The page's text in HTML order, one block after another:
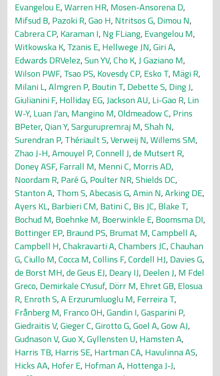
Evangelou E,Warren HR, Mosen-Ansorena D,
Mifsud B, Pazoki R,Gao H, Ntritsos G, Dimou N,
Cabrera CP, Karaman I, Ng FLiang, Evangelou M,
Witkowska K, Tzanis E, Hellwege JN,Giri A,
Edwards DRVelez,Sun YV,Cho K,J Gaziano M,
Wilson PWF, Tsao PS, Kovesdy CP, Esko T, Mägi R,
Milani L,Almgren P, Boutin T, Debette S, Ding J,
Giulianini F, Holliday EG,Jackson AU, Li-Gao R, Lin
W-Y, Luan J'an, Mangino M,Oldmeadow C, Prins
BPeter,Qian Y,Sargurupremraj M,Shah N,
Surendran P, Thériault S,Verweij N,Willems SM,
Zhao J-H,Amouyel P,Connell J,de Mutsert R,
Doney ASF, Farrall M, Menni C, Morris AD,
Noordam R, Paré G, Poulter NR,Shields DC,
Stanton A, Thom S,Abecasis G,Amin N,Arking DE,
Ayers KL, Barbieri CM, Batini C, Bis JC, Blake T,
Bochud M, Boehnke M, Boerwinkle E, Boomsma DI,
Bottinger EP, Braund PS, Brumat M,Campbell A,
Campbell H,Chakravarti A,Chambers JC,Chauhan
G,Ciullo M,Cocca M,Collins F,Cordell HJ, Davies G,
de Borst MH,de Geus EJ, Deary IJ, Deelen J, M Fdel
Greco, Demirkale CYusuf, Dörr M, Ehret GB, Elosua
R, Enroth S,A Erzurumluoglu M, Ferreira T,
Frånberg M, Franco OH,Gandin I,Gasparini P,
Giedraitis V,Gieger C,Girotto G,Goel A,Gow AJ,
Gudnason V,Guo X,Gyllensten U, Hamsten A,
Harris TB, Harris SE, Hartman CA, Havulinna AS,
Hicks AA, Hofer E, Hofman A, Hottenga J-J,